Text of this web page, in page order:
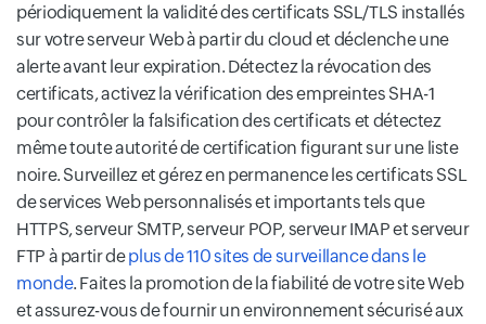
périodiquement la validité des certificats SSL/TLS installés
sur votre serveur Web à partir du cloud et déclenche une
alerte avant leur expiration. Détectez la révocation des
certificats, activez la vérification des empreintes SHA-1
pour contrôler la falsification des certificats et détectez
même toute autorité de certification figurant sur une liste
noire. Surveillez et gérez en permanence les certificats SSL
de services Web personnalisés et importants tels que
HTTPS, serveur SMTP, serveur POP, serveur IMAP et serveur
FTP à partir deplus de 110 sites de surveillance dans le
monde. Faites la promotion de la fiabilité de votre site Web
et assurez-vous de fournir un environnement sécurisé aux